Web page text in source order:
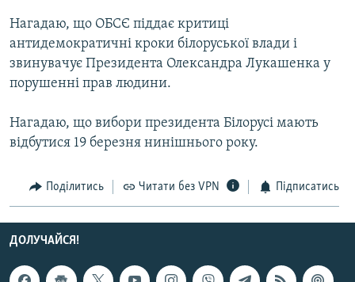
Нагадаю, що ОБСЄ піддає критиці
антидемократичні кроки білоруської влади і
звинувачує Президента Олександра Лукашенка у
порушенні прав людини.
Нагадаю, що вибори президента Білорусі мають
відбутися 19 березня нинішнього року.
Поділитись Читати без VPN Підписатись
ДОЛУЧАЙСЯ!